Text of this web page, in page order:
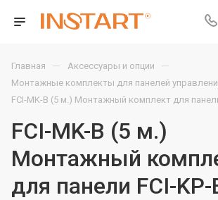
Главная — Аксессуары и опции —
Монтажные комплекты для панелей
FCI-MK-B (5 м.) Монтажный комплект для
FCI-MK-B (5 м.)
Монтажный
для панели FCI-KP-